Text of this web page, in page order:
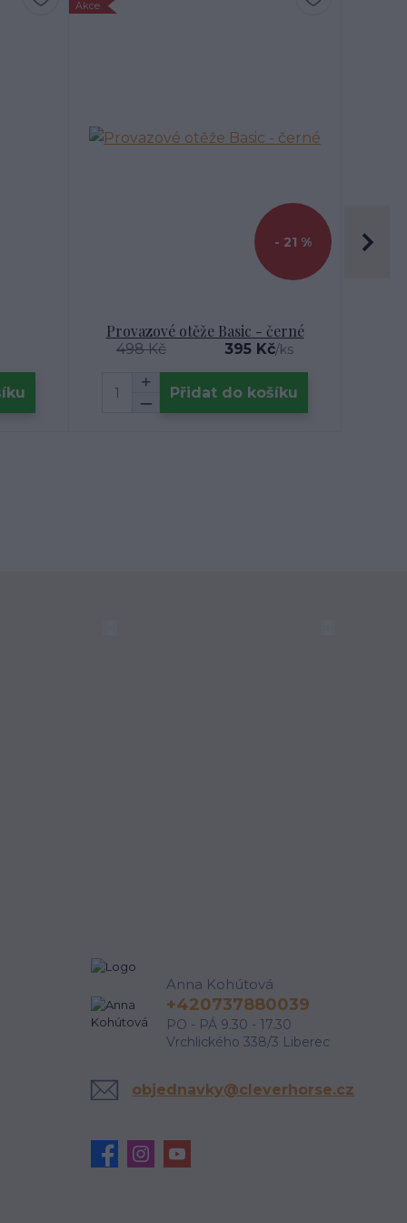
Akce
- 21 %
Provazové otěže Basic - černé
498 Kč 395 Kč/ks
Přidat do košíku
Anna Kohútová
+420737880039
PO - PÁ 9.30 - 17.30
Vrchlického 338/3 Liberec
objednavky@cleverhorse.cz